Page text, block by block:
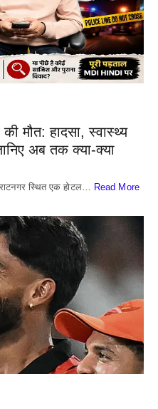
मौत: हादसा, स्वास्थ्य
अब तक क्या-क्या
स्थित एक होटल… Read More